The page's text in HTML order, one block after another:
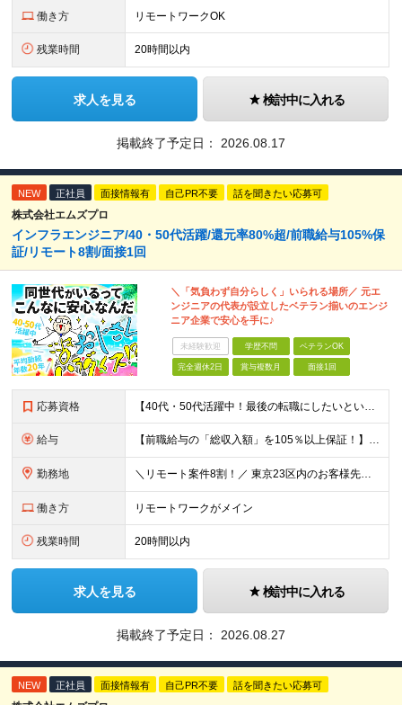
働き方 リモートワークOK
残業時間 20時間以内
求人を見る 検討中に入れる
掲載終了予定日： 2026.08.17
NEW 正社員 面接情報有 自己PR不要 話を聞きたい応募可
株式会社エムズプロ
インフラエンジニア/40・50代活躍/還元率80%超/前職給与105%保
証/リモート8割/面接1回
＼「気負わず自分らしく」いられる場所／ 元エ
ンジニアの代表が設立したベテラン揃いのエンジ
ニア企業で安心を手に♪
未経験歓迎 学歴不問 ベテランOK
完全週休2日 賞与複数月 面接1回
応募資格 【40代・50代活躍中！最後の転職にしたいという方も大歓迎です◎】 ●学歴不問 ●インフラ（サーバ・ネットワーク）または開発の経験がある方 ＼こんな方を待っています／ ★「今の職場では正当に評価され
給与 【前職給与の「総収入額」を105％以上保証！】 ■賞与年2回＋業績賞与 ■年収900万円・1000万円以上も可能 ■全社員が前職より105％～140％の給与UPを実現 月給35万円〜120万円＋賞与
勤務地 ＼リモート案件8割！／ 東京23区内のお客様先にて勤務していただきます。 本社所在地：神奈川県横浜市瀬谷区本郷3-1-17 第2斉藤ビル2F (変更の範囲)上記を除く当社関連勤務地
働き方 リモートワークがメイン
残業時間 20時間以内
求人を見る 検討中に入れる
掲載終了予定日： 2026.08.27
NEW 正社員 面接情報有 自己PR不要 話を聞きたい応募可